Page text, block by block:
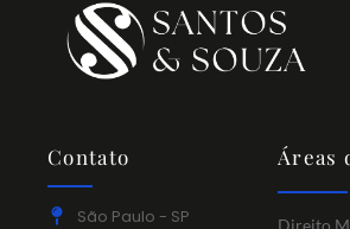
Contato
São Paulo - SP
Áreas
Direito